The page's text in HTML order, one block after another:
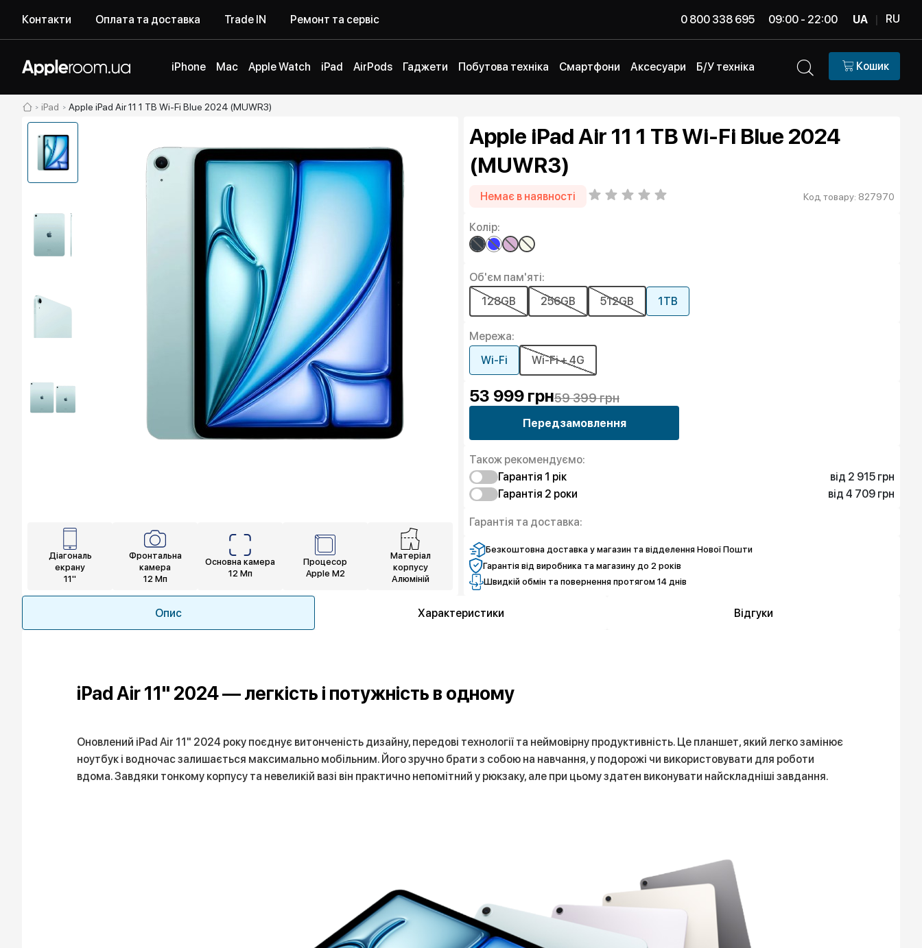
Контакти Оплата та доставка Trade IN Ремонт та сервіс 0 800 338 695 09:00 - 22:00 UA | RU
iPhone Mac Apple Watch iPad AirPods Гаджети Побутова техніка Смартфони Аксесуари Б/У техніка Кошик
iPad Apple iPad Air 11 1 TB Wi-Fi Blue 2024 (MUWR3)
Діагональ
екрану
11"
Фронтальна
камера
12 Мп
Основна камера
12 Мп
Процесор
Apple M2
Матеріал
корпусу
Алюміній
Apple iPad Air 11 1 TB Wi-Fi Blue 2024
(MUWR3)
Немає в наявності Код товару: 827970
Колір:
Об'єм пам'яті:
128GB
256GB 512GB 1TB
Мережа:
Wi-Fi
Wi-Fi + 4G
53 999 грн59 399 грн
Передзамовлення
Також рекомендуємо:
Гарантія 1 рiк
від 2 915 грн
Захист від браку
2 915 грн
Гарантія 2 роки
від 4 709 грн
Захист екрана
Гарантія та доставка:
Безкоштовна доставка у магазин та відделення Нової Пошти
Гарантія від виробника та магазину до 2 років
Швидкій обмін та повернення протягом 14 днів
Опис Характеристики Відгуки
iPad Air 11" 2024 — легкість і потужність в одному
Оновлений iPad Air 11" 2024 року поєднує витонченість дизайну, передові технології та неймовірну продуктивність. Це планшет, який легко замінює
ноутбук і водночас залишається максимально мобільним. Його зручно брати з собою на навчання, у подорожі чи використовувати для роботи
вдома. Завдяки тонкому корпусу та невеликій вазі він практично непомітний у рюкзаку, але при цьому здатен виконувати найскладніші завдання.